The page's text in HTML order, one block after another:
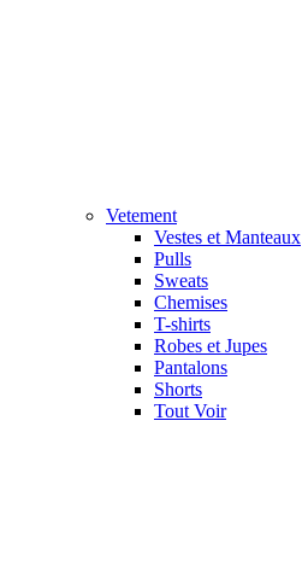
Vetement
Vestes et Manteaux
Pulls
Sweats
Chemises
T-shirts
Robes et Jupes
Pantalons
Shorts
Tout Voir